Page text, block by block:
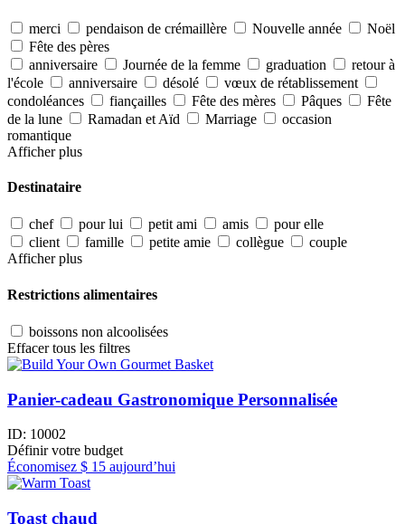
merci pendaison de crémaillère Nouvelle année
Noël
Fête des pères
anniversaire
Journée de la femme graduation
retour à
l'école
anniversaire désolé
vœux de rétablissement
condoléances
fiançailles Fête des mères Pâques
Fête
de la lune
Ramadan et Aïd Marriage
occasion
romantique
Afficher plus
Destinataire
chef pour lui petit ami amis
pour elle
client
famille petite amie collègue
couple
Afficher plus
Restrictions alimentaires
boissons non alcoolisées
Effacer tous les filtres
Panier-cadeau Gastronomique Personnalisée
ID: 10002
Définir votre budget
Économisez $ 15 aujourd’hui
Toast chaud